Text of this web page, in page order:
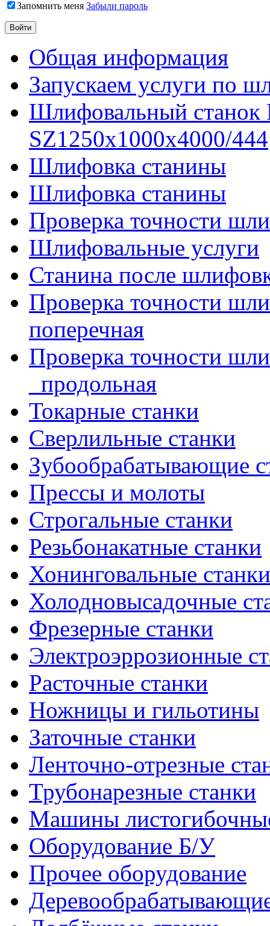
Запомнить меня Забыли пароль
Общая информация
Запускаем услуги по
Шлифовальный
SZ1250x1000x4000/444
Шлифовка станины
Шлифовка станины
Проверка точности
Шлифовальные услуги
Станина после
Проверка точности
поперечная
Проверка точности
_продольная
Токарные станки
Сверлильные станки
Зубообрабатывающие
Прессы и молоты
Строгальные станки
Резьбонакатные станки
Хонинговальные станки
Холодновысадочные
Фрезерные станки
Электроэррозионные
Расточные станки
Ножницы и гильотины
Заточные станки
Ленточно-отрезные
Трубонарезные станки
Машины
Оборудование Б/У
Прочее оборудование